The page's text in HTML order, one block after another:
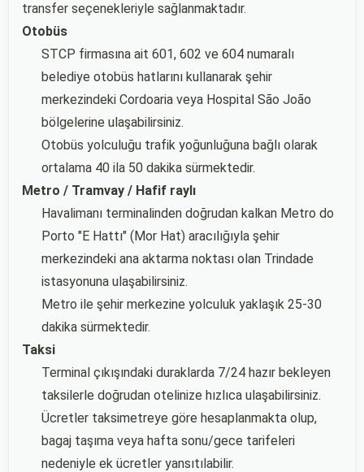
transfer seçenekleriyle sağlanmaktadır.
Otobüs
STCP firmasına ait 601, 602 ve 604 numaralı
belediye otobüs hatlarını kullanarak şehir
merkezindeki Cordoaria veya Hospital São João
bölgelerine ulaşabilirsiniz.
Otobüs yolculuğu trafik yoğunluğuna bağlı olarak
ortalama 40 ila 50 dakika sürmektedir.
Metro / Tramvay / Hafif raylı
Havalimanı terminalinden doğrudan kalkan Metro do
Porto "E Hattı" (Mor Hat) aracılığıyla şehir
merkezindeki ana aktarma noktası olan Trindade
istasyonuna ulaşabilirsiniz.
Metro ile şehir merkezine yolculuk yaklaşık 25-30
dakika sürmektedir.
Taksi
Terminal çıkışındaki duraklarda 7/24 hazır bekleyen
taksilerle doğrudan otelinize hızlıca ulaşabilirsiniz.
Ücretler taksimetreye göre hesaplanmakta olup,
bagaj taşıma veya hafta sonu/gece tarifeleri
nedeniyle ek ücretler yansıtılabilir.